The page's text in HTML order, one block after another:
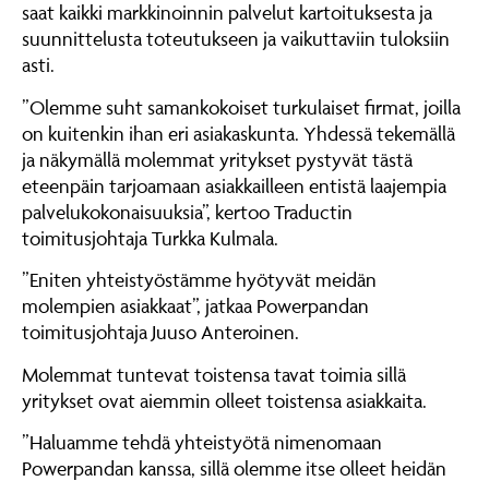
saat kaikki markkinoinnin palvelut kartoituksesta ja
suunnittelusta toteutukseen ja vaikuttaviin tuloksiin
asti.
”Olemme suht samankokoiset turkulaiset firmat, joilla
on kuitenkin ihan eri asiakaskunta. Yhdessä tekemällä
ja näkymällä molemmat yritykset pystyvät tästä
eteenpäin tarjoamaan asiakkailleen entistä laajempia
palvelukokonaisuuksia”, kertoo Traductin
toimitusjohtaja Turkka Kulmala.
”Eniten yhteistyöstämme hyötyvät meidän
molempien asiakkaat”, jatkaa Powerpandan
toimitusjohtaja Juuso Anteroinen.
Molemmat tuntevat toistensa tavat toimia sillä
yritykset ovat aiemmin olleet toistensa asiakkaita.
”Haluamme tehdä yhteistyötä nimenomaan
Powerpandan kanssa, sillä olemme itse olleet heidän